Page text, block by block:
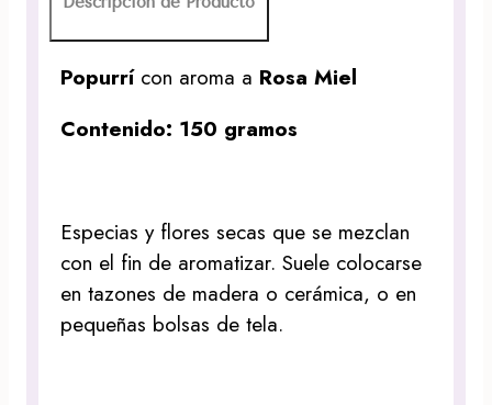
Popurrí con aroma a Rosa Miel
Contenido: 150 gramos
Especias y flores secas que se mezclan
con el fin de aromatizar. Suele colocarse
en tazones de madera o cerámica, o en
pequeñas bolsas de tela.